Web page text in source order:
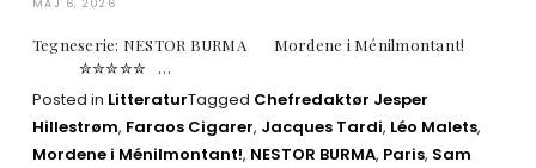
MAJ 6, 2026
Tegneserie: NESTOR BURMA Mordene i Ménilmontant!
✮✮✮✮✮ …
Posted in LitteraturTagged Chefredaktør Jesper
Hillestrøm, Faraos Cigarer, Jacques Tardi, Léo Malets,
Mordene i Ménilmontant!, NESTOR BURMA, Paris, Sam